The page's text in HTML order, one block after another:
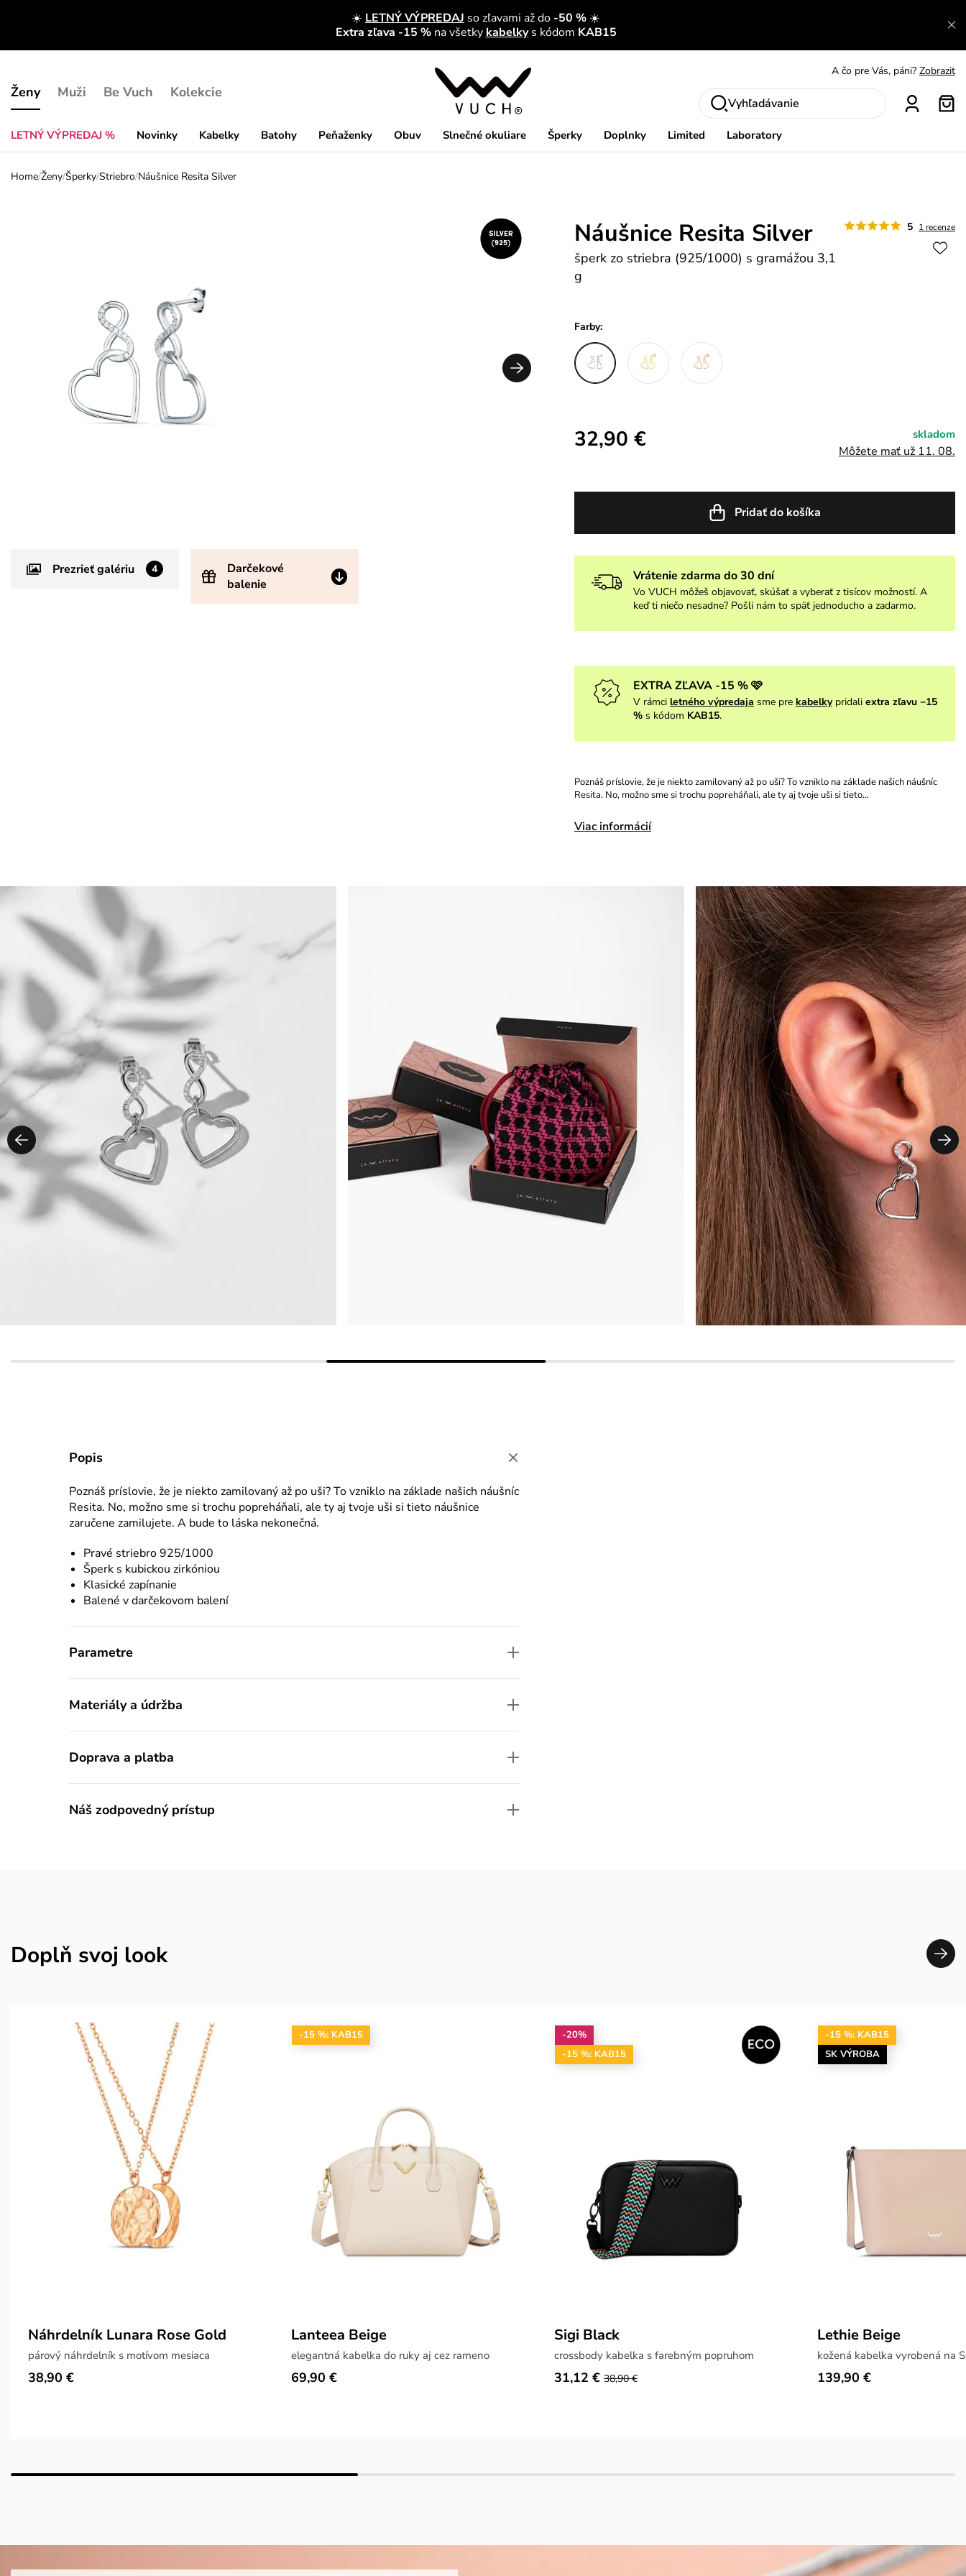
☀️ LETNÝ VÝPREDAJ so zľavami až do -50 % ☀️
Extra zľava -15 %na všetky kabelkys kódom KAB15
Ženy
LETNÝ VÝPREDAJ % Novinky Kabelky Batohy Peňaženky Obuv Slnečné okuliare Šperky Doplnky Limited Laboratory
Muži Be Vuch Kolekcie
S čím chybu neurobíš? Pozri
Nech sa inšpirovať Zobraziť
Vyhľadávanie
Home/Ženy/Šperky/Striebro/Náušnice Resita Silver
Prezrieť galériu 4
Darčekové
balenie
5 1 recenze
Náušnice Resita Silver
šperk zo striebra (925/1000) s gramážou 3,1
g
Farby:
32,90 € skladom
Môžete mať už 11. 08.
Pridať do košíka
Vrátenie zdarma do 30 dní
Vo VUCH môžeš objavovať, skúšať a vyberať z tisícov možností. A
keď ti niečo nesadne? Pošli nám to späť jednoducho a zadarmo.
EXTRA ZĽAVA -15 % 🩷
V rámci letného výpredaja sme pre kabelky pridali extra zľavu −15
%s kódom KAB15.
Poznáš príslovie, že je niekto zamilovaný až po uši? To vzniklo na základe našich náušníc
Resita. No, možno sme si trochu popreháňali, ale ty aj tvoje uši si tieto…
Viac informácií
Popis
Poznáš príslovie, že je niektozamilovaný až po uši? To vzniklo na základe našich náušníc
Resita. No, možno sme si trochu popreháňali, ale tyaj tvoje uši si tieto náušnice
zaručene zamilujete. A bude to láska nekonečná.
Pravé striebro 925/1000
Šperk s kubickou zirkóniou
Klasické zapínanie
Balené v darčekovom balení
Parametre
Materiály a údržba
Doprava a platba
Náš zodpovedný prístup
Doplň svoj look
Náhrdelník Lunara Rose Gold
párový náhrdelník s motívom mesiaca
38,90 €
-15 %: KAB15
Lanteea Beige
elegantná kabelka do ruky aj cez rameno
69,90 €
-20%
-15 %: KAB15
Sigi Black
crossbody kabelka s farebným popruhom
31,12 € 38,90 €
-15 %: KAB15
SK VÝROBA
Lethie Beige
kožená kabelka vyrobená na
139,90 €